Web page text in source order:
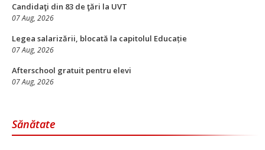
Candidaţi din 83 de ţări la UVT
07 Aug, 2026
Legea salarizării, blocată la capitolul Educație
07 Aug, 2026
Afterschool gratuit pentru elevi
07 Aug, 2026
Sănătate